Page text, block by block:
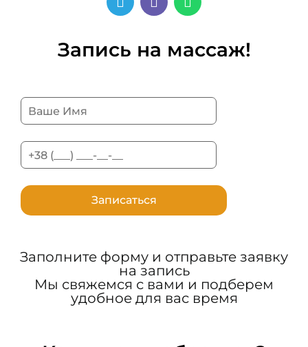
Запись на массаж!
Заполните форму и отправьте заявку
на запись
Мы свяжемся с вами и подберем
удобное для вас время